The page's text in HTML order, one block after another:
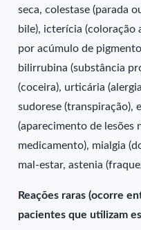
seca, colestase (parada
bile), icterícia (coloração
por acúmulo de
bilirrubina (substância
(coceira), urticária
sudorese (transpiração),
(aparecimento de lesões
medicamento), mialgia
mal-estar, astenia
Reações raras (ocorre
pacientes que utilizam